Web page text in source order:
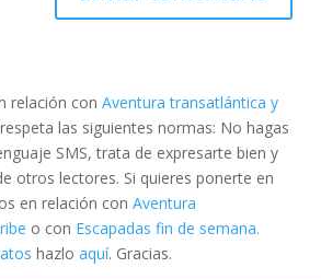
relación con Aventura transatlántica y
las siguientes normas: No hagas
SMS, trata de expresarte bien y
otros lectores. Si quieres ponerte en
en relación con Aventura
o con Escapadas fin de semana.
hazlo aquí. Gracias.